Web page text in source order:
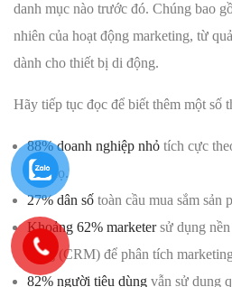
danh mục nào trước đó. Chúng bao
nhiên của hoạt động marketing, từ
dành cho thiết bị di động.
Hãy tiếp tục đọc để biết thêm một số
88% doanh nghiệp nhỏ tích cực
của họ.
27% dân số toàn cầu mua sắm sản
Khoảng 62% marketersử dụng nền
hàng (CRM) để phân tích
82% người tiêu dùng vẫn sử dụng